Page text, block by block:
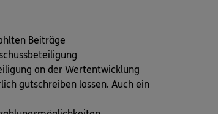
Beiträge
an der Wertentwicklung
gutschreiben lassen. Auch ein